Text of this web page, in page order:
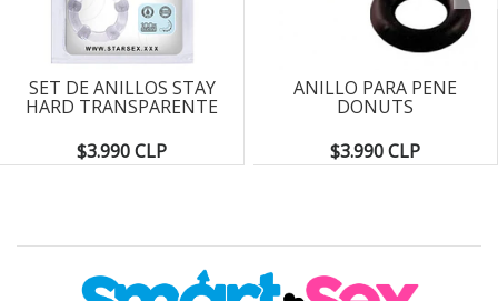
SET DE ANILLOS STAY
HARD TRANSPARENTE
$3.990 CLP
ANILLO PARA PENE
DONUTS
$3.990 CLP